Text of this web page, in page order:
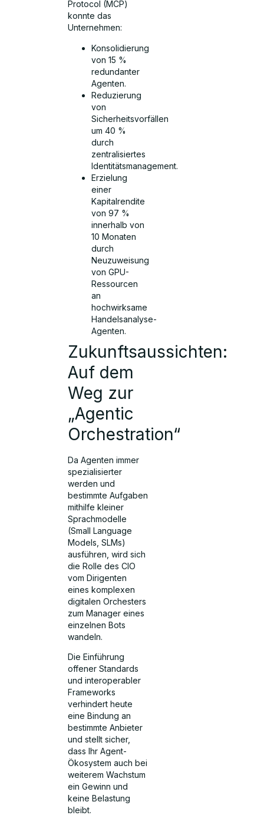
Protocol (MCP)
konnte das
Unternehmen:
Konsolidierung
von 15 %
redundanter
Agenten.
Reduzierung
von
Sicherheitsvorfällen
um 40 %
durch
zentralisiertes
Identitätsmanagement.
Erzielung
einer
Kapitalrendite
von 97 %
innerhalb von
10 Monaten
durch
Neuzuweisung
von GPU-
Ressourcen
an
hochwirksame
Handelsanalyse-
Agenten.
Zukunftsaussichten:
Auf dem
Weg zur
„Agentic
Orchestration“
Da Agenten immer
spezialisierter
werden und
bestimmte Aufgaben
mithilfe kleiner
Sprachmodelle
(Small Language
Models, SLMs)
ausführen, wird sich
die Rolle des CIO
vom Dirigenten
eines komplexen
digitalen Orchesters
zum Manager eines
einzelnen Bots
wandeln.
Die Einführung
offener Standards
und interoperabler
Frameworks
verhindert heute
eine Bindung an
bestimmte Anbieter
und stellt sicher,
dass Ihr Agent-
Ökosystem auch bei
weiterem Wachstum
ein Gewinn und
keine Belastung
bleibt.